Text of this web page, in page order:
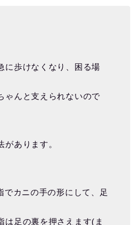
に歩けなくなり、困る場
ゃんと支えられないので
あります。
でカニの手の形にして、足
は足の裏を押さえます(ま